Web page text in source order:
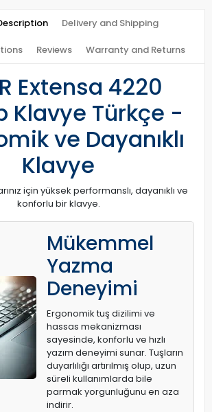
Delivery and Shipping
Reviews Warranty and Returns
Extensa 4220
Klavye Türkçe -
ve Dayanıklı
Klavye
için yüksek performanslı, dayanıklı ve
konforlu bir klavye.
Mükemmel
Yazma
Deneyimi
Ergonomik tuş dizilimi ve
hassas mekanizması
sayesinde, konforlu ve hızlı
yazım deneyimi sunar. Tuşların
duyarlılığı artırılmış olup, uzun
süreli kullanımlarda bile
parmak yorgunluğunu en aza
indirir.